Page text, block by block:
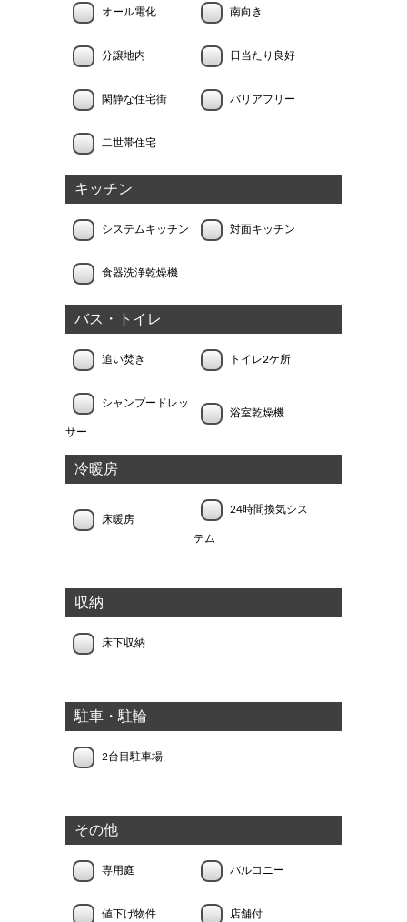
オール電化 南向き
分譲地内 日当たり良好
閑静な住宅街 バリアフリー
二世帯住宅
キッチン
システムキッチン 対面キッチン
食器洗浄乾燥機
バス・トイレ
追い焚き トイレ2ケ所
シャンプードレッ
サー
浴室乾燥機
冷暖房
床暖房
24時間換気シス
テム
収納
床下収納
駐車・駐輪
2台目駐車場
その他
専用庭 バルコニー
値下げ物件 店舗付